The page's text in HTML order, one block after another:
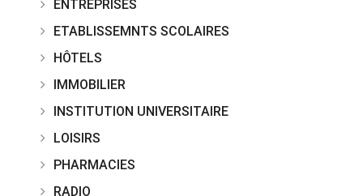
ENTREPRISES
ETABLISSEMNTS SCOLAIRES
HÔTELS
IMMOBILIER
INSTITUTION UNIVERSITAIRE
LOISIRS
PHARMACIES
RADIO